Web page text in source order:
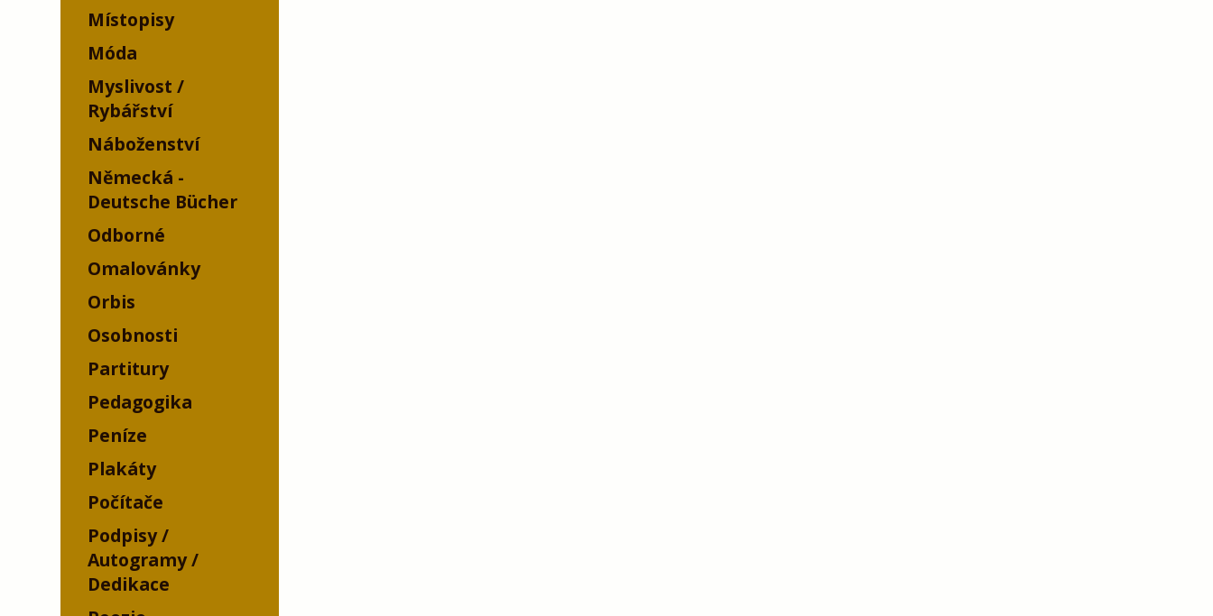
Místopisy
Móda
Myslivost /
Rybářství
Náboženství
Německá -
Deutsche Bücher
Odborné
Omalovánky
Orbis
Osobnosti
Partitury
Pedagogika
Peníze
Plakáty
Počítače
Podpisy /
Autogramy /
Dedikace